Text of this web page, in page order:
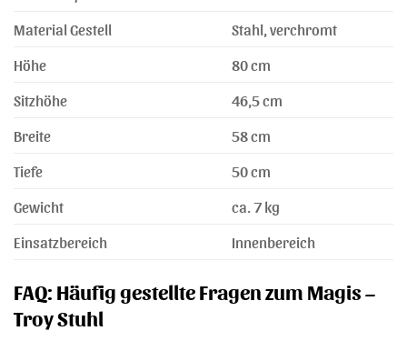
Material Gestell
Stahl, verchromt
Höhe
80 cm
Sitzhöhe
46,5 cm
Breite
58 cm
Tiefe
50 cm
Gewicht
ca. 7 kg
Einsatzbereich
Innenbereich
FAQ: Häufig gestellte Fragen zum Magis –
Troy Stuhl